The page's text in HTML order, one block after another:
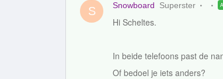
S Snowboard Superster
Hi Scheltes.
In beide telefoons past de
Of bedoel je iets anders?